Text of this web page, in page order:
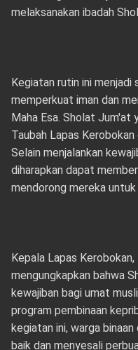
melaksanakan ibadah
Kegiatan rutin ini menjadi
memperkuat iman dan
Maha Esa. Sholat Jum'at
Taubah Lapas
Selain menjalankan
diharapkan dapat
mendorong mereka
Kepala Lapas
mengungkapkan bahwa
kewajiban bagi umat
program pembinaan
kegiatan ini, warga
baik dan menyesali